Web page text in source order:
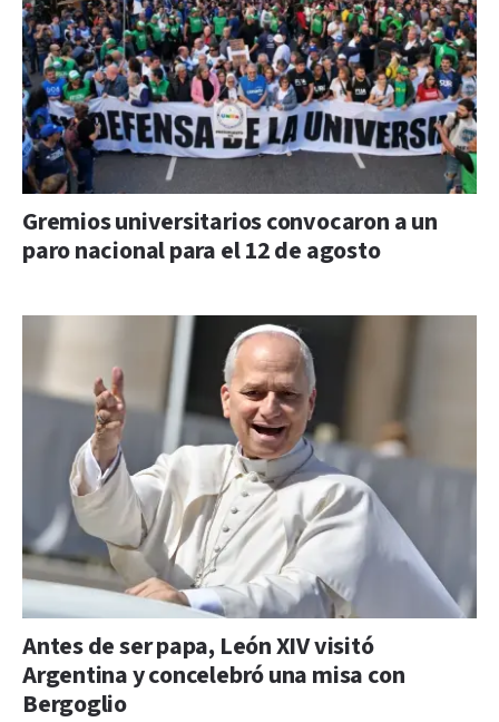
Gremios universitarios convocaron a un
paro nacional para el 12 de agosto
Antes de ser papa, León XIV visitó
Argentina y concelebró una misa con
Bergoglio